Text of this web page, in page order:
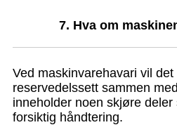
7. Hva om
Ved maskinvarehavari vil
reservedelssett sammen
inneholder noen skjøre
forsiktig håndtering.